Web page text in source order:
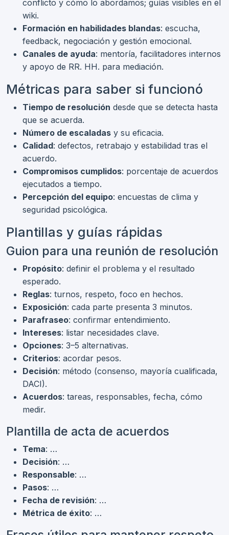
conflicto y cómo lo abordamos; guías visibles en el
wiki.
Formación en habilidades blandas: escucha,
feedback, negociación y gestión emocional.
Canales de ayuda: mentoría, facilitadores internos
y apoyo de RR. HH. para mediación.
Métricas para saber si funcionó
Tiempo de resolución desde que se detecta hasta
que se acuerda.
Número de escaladas y su eficacia.
Calidad: defectos, retrabajo y estabilidad tras el
acuerdo.
Compromisos cumplidos: porcentaje de acuerdos
ejecutados a tiempo.
Percepción del equipo: encuestas de clima y
seguridad psicológica.
Plantillas y guías rápidas
Guion para una reunión de resolución
Propósito: definir el problema y el resultado
esperado.
Reglas: turnos, respeto, foco en hechos.
Exposición: cada parte presenta 3 minutos.
Parafraseo: confirmar entendimiento.
Intereses: listar necesidades clave.
Opciones: 3–5 alternativas.
Criterios: acordar pesos.
Decisión: método (consenso, mayoría cualificada,
DACI).
Acuerdos: tareas, responsables, fecha, cómo
medir.
Plantilla de acta de acuerdos
Tema: …
Decisión: …
Responsable: …
Pasos: …
Fecha de revisión: …
Métrica de éxito: …